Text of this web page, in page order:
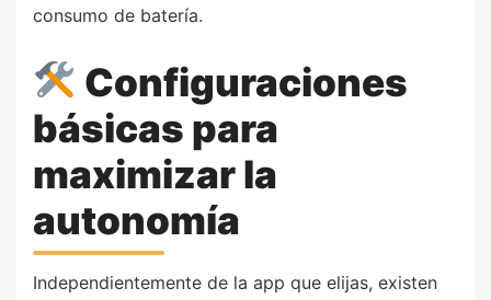
consumo de batería.
Configuraciones
básicas para
maximizar la
autonomía
Independientemente de la app que elijas, existen